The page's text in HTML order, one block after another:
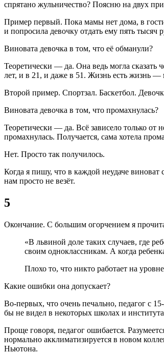
спрятано жульничество? Поясню на двух
Пример первый. Пока мамы нет дома, в
и попросила девочку отдать ему пять
Виновата девочка в том, что её обманули?
Теоретически — да. Она ведь могла сказать
лет, и в 21, и даже в 51. Жизнь есть жизнь
Второй пример. Спортзал. Баскетбол.
Виновата девочка в том, что промахнулась?
Теоретически — да. Всё зависело только
промахнулась. Получается, сама хотела
Нет. Просто так получилось.
Когда я пишу, что в каждой неудаче
нам просто не везёт.
5
Окончание. С большим огорчением я
«В львиной доле таких случаев, где
своим одноклассникам. А когда
Плохо то, что никто работает на
Какие ошибки она допускает?
Во-первых, что очень печально, педагог с
бы не видел в некоторых школах и
Проще говоря, педагог ошибается.
нормально акклиматизируется в новом
Ньютона.